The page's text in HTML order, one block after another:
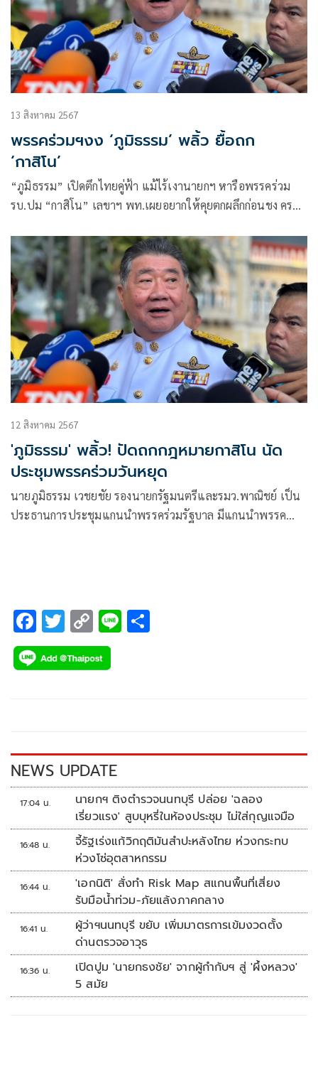
13 สิงหาคม 2567
พรรคร่วมฯงง ‘ภูมิธรรม’ พลิ้ว ยื้อถก
‘กาสิโน’
“ภูมิธรรม” เปิดตึกไทยคู่ฟ้า แม้ไร้เงานายกฯ หารือพรรคร่วม
รบ.ปม “กาสิโน” เลขาฯ พท.เผยอยากให้คุยตกผลึกก่อนชง ครม.
12 สิงหาคม 2567
'ภูมิธรรม' พลิ้ว! ปัดถกกฎหมายกาสิโน นัด
ประชุมพรรคร่วมวันหยุด
นายภูมิธรรม เวชยชัย รองนายกรัฐมนตรีและรมว.พาณิชย์ เป็น
ประธานการประชุมแกนนำพรรคร่วมรัฐบาล มีแกนนำพรรค
F
ac
e
k
T
wi
tt
C
o
p
k
Li
NEWS UPDATE
17:04 น.
นายกฯ ติงตำรวจนนทบุรี ปล่อย 'ฉลอง
เรี่ยวแรง' สูบบุหรี่ในห้องประชุม ไม่ใส่กุญแจมือ
16:48 น.
จี้รัฐเร่งแก้วิกฤติมันสำปะหลังไทย ห่วงกระทบ
ห่วงโซ่อุตสาหกรรม
16:44 น.
'เอกนิติ' สั่งทำ Risk Map สแกนพื้นที่เสี่ยง
รับมือน้ำท่วม-ภัยแล้งภาคกลาง
16:41 น.
ผู้ว่าฯนนทบุรี ขยับ เพิ่มมาตรการเข้มงวดตั้ง
ด่านตรวจอาวุธ
16:36 น.
เปิดปูม 'นายกธงชัย' จากผู้กำกับฯ สู่ 'ผึ้งหลวง'
5 สมัย